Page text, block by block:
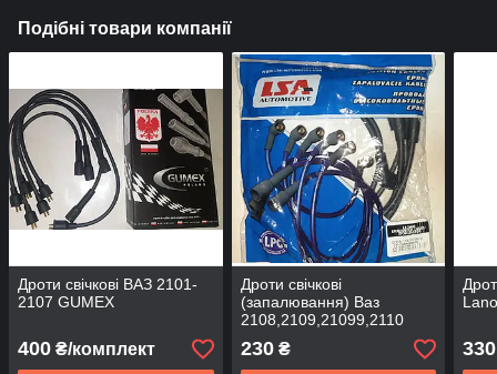
Подібні товари компанії
Дроти свічкові ВАЗ 2101-
2107 GUMEX
400 ₴/комплект
Дроти свічкові
(запалювання) Ваз
2108,2109,21099,2110
LSA
230₴ 330